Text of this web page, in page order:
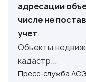
адресации
числе не
учет
Объекты
кадастр...
Пресс-служба